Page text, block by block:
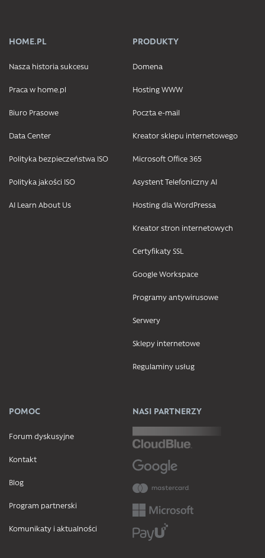
HOME.PL
Nasza historia sukcesu
Praca w home.pl
Biuro Prasowe
Data Center
Polityka bezpieczeństwa ISO
Polityka jakości ISO
AI Learn About Us
PRODUKTY
Domena
Hosting WWW
Poczta e-mail
Kreator sklepu internetowego
Microsoft Office 365
Asystent Telefoniczny AI
Hosting dla WordPressa
Kreator stron internetowych
Certyfikaty SSL
Google Workspace
Programy antywirusowe
Serwery
Sklepy internetowe
Regulaminy usług
POMOC
Forum dyskusyjne
Kontakt
Blog
Program partnerski
Komunikaty i aktualności
NASI PARTNERZY